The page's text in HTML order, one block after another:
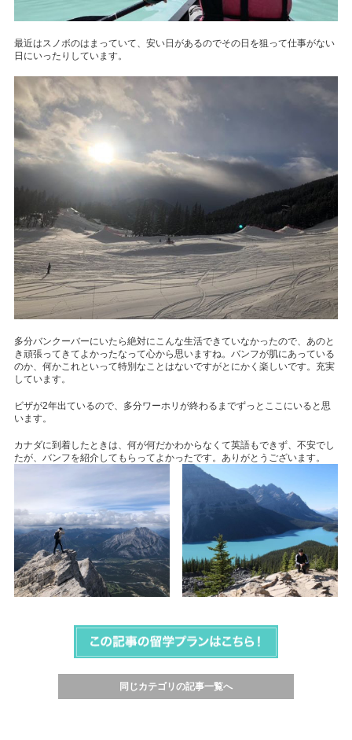
最近はスノボのはまっていて、安い日があるのでその日を狙って仕事がない
日にいったりしています。
多分バンクーバーにいたら絶対にこんな生活できていなかったので、あのと
き頑張ってきてよかったなって心から思いますね。バンフが肌にあっている
のか、何かこれといって特別なことはないですがとにかく楽しいです。充実
しています。
ビザが2年出ているので、多分ワーホリが終わるまでずっとここにいると思
います。
カナダに到着したときは、何が何だかわからなくて英語もできず、不安でし
たが、バンフを紹介してもらってよかったです。ありがとうございます。
同じカテゴリの記事一覧へ